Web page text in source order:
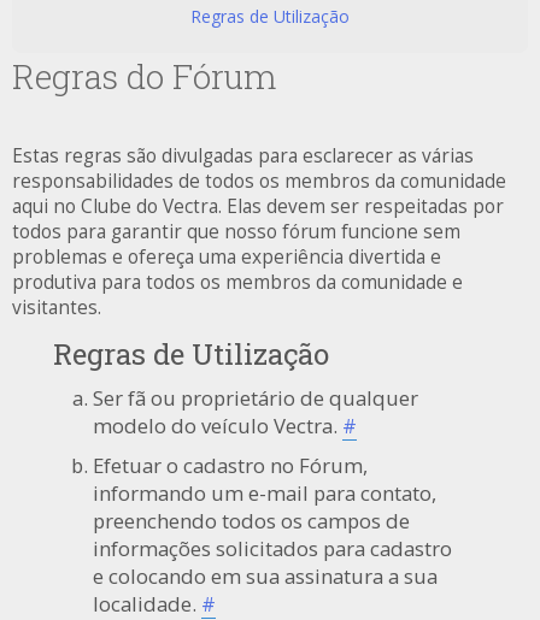
Regras de Utilização
Regras do Fórum
Estas regras são divulgadas para esclarecer as várias
responsabilidades de todos os membros da comunidade
aqui no Clube do Vectra. Elas devem ser respeitadas por
todos para garantir que nosso fórum funcione sem
problemas e ofereça uma experiência divertida e
produtiva para todos os membros da comunidade e
visitantes.
Regras de Utilização
Ser fã ou proprietário de qualquer
modelo do veículo Vectra. #
Efetuar o cadastro no Fórum,
informando um e-mail para contato,
preenchendo todos os campos de
informações solicitados para cadastro
e colocando em sua assinatura a sua
localidade. #